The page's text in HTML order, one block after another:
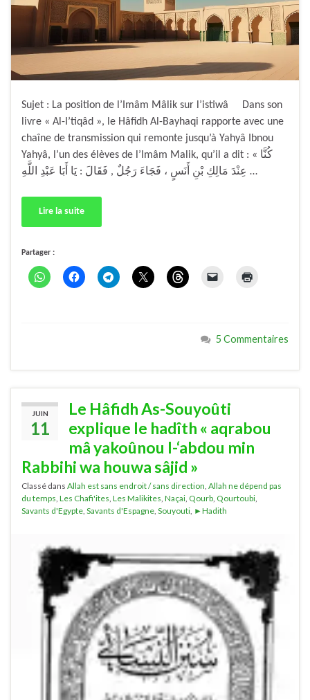
Sujet : La position de l’Imâm Mâlik sur l’istiwâ Dans son
livre « Al-I’tiqâd », le Hâfidh Al-Bayhaqi rapporte avec une
chaîne de transmission qui remonte jusqu’à Yahyâ Ibnou
Yahyâ, l’un des élèves de l’Imâm Malik, qu’il a dit : « كُنَّا
عِنْدَ مَالِكِ بْنِ أَنَسٍ ، فَجَاءَ رَجُلٌ , فَقَالَ : يَا أَبَا عَبْدِ اللَّهِ …
Lire la suite
Partager :
5 Commentaires
JUIN
11
Le Hâfidh As-Souyoûti
explique le hadîth « aqrabou
mâ yakoûnou l-‘abdou min
Rabbihi wa houwa sâjid »
Classé dans Allah est sans endroit / sans direction, Allah ne dépend pas
du temps, Les Chafi'ites, Les Malikites, Naçai, Qourb, Qourtoubi,
Savants d'Egypte, Savants d'Espagne, Souyouti, ►Hadith